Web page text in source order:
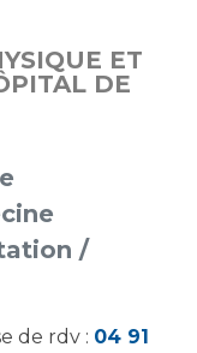
ET
DE
/
de rdv : 04 91